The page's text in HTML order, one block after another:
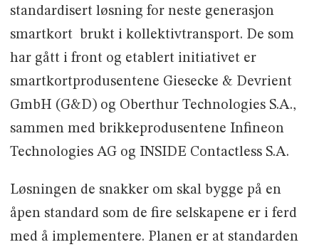
standardisert løsning for neste generasjon
smartkort brukt i kollektivtransport. De som
har gått i front og etablert initiativet er
smartkortprodusentene Giesecke & Devrient
GmbH (G&D) og Oberthur Technologies S.A.,
sammen med brikkeprodusentene Infineon
Technologies AG og INSIDE Contactless S.A.
Løsningen de snakker om skal bygge på en
åpen standard som de fire selskapene er i ferd
med å implementere. Planen er at standarden